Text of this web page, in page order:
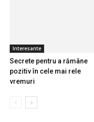
Interesante
Secrete pentru a rămâne
pozitiv în cele mai rele
vremuri